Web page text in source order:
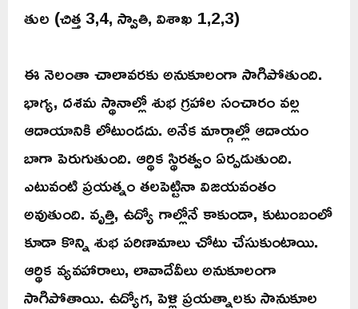
తుల (చిత్త 3,4, స్వాతి, విశాఖ 1,2,3)
ఈ నెలంతా చాలావరకు అనుకూలంగా సాగిపోతుంది.
భాగ్య, దశమ స్థానాల్లో శుభ గ్రహాల సంచారం వల్ల
ఆదాయానికి లోటుండదు. అనేక మార్గాల్లో ఆదాయం
బాగా పెరుగుతుంది. ఆర్థిక స్థిరత్వం ఏర్పడుతుంది.
ఎటువంటి ప్రయత్నం తలపెట్టినా విజయవంతం
అవుతుంది. వృత్తి, ఉద్యో గాల్లోనే కాకుండా, కుటుంబంలో
కూడా కొన్ని శుభ పరిణామాలు చోటు చేసుకుంటాయి.
ఆర్థిక వ్యవహారాలు, లావాదేవీలు అనుకూలంగా
సాగిపోతాయి. ఉద్యోగ, పెళ్లి ప్రయత్నాలకు సానుకూల